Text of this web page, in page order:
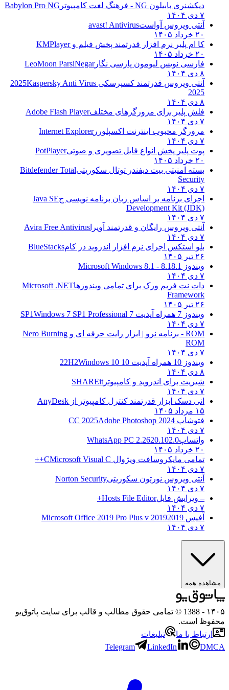
دیکشنری بابیلون NG - فرهنگ لغت کامپیوتر
Babylon Pro NG
۷ دی ۱۴۰۴
آنتی ویروس آواستavast! Antivirus
۲۰ خرداد ۱۴۰۵
کا ام پلیر نرم افزار قدرتمند پخش فیلم وKMPlayer
۲۰ خرداد ۱۴۰۵
فارسی نویس لیومون پارسی نگارLeoMoon ParsiNegar
۸ دی ۱۴۰۴
آنتی ویروس قدرتمند کسپرسکی 2025 Kaspersky Anti Virus
2025
۸ دی ۱۴۰۴
فلش پلیر برای مرورگرهای مختلفAdobe Flash Player
۷ دی ۱۴۰۴
مرورگر محبوب اینترنت اکسپلوررInternet Explorer
۷ دی ۱۴۰۴
پوت پلیر پخش انواع فایل تصویری و صوتیPotPlayer
۲۰ خرداد ۱۴۰۵
بسته امنیتی بیت دیفندر توتال سکوریتیBitdefender Total
Security
۷ دی ۱۴۰۴
اجرای برنامه بر اساس زبان برنامه نویسی جJava SE
Development Kit (JDK)
۷ دی ۱۴۰۴
آنتی ویروس رایگان و قدرتمند آویرا Avira Free Antivirus
۷ دی ۱۴۰۴
بلو استکس اجرای نرم افزار اندروید در کامBlueStacks
۲۶ تیر ۱۴۰۵
ویندوز 8.1
8.1 - Microsoft Windows 8.1
۷ دی ۱۴۰۴
دات نت فریم ورک برای تمامی ویندوزهاMicrosoft .NET
Framework
۲۶ تیر ۱۴۰۵
ویندوز 7 همراه آپدیت 7 SP1
Windows 7 SP1 Professional
۷ دی ۱۴۰۴
ROM - برنامه نرو | ابزار رایت حرفه ای و
Nero Burning
ROM
۷ دی ۱۴۰۴
ویندوز 10 همراه آپدیت 10 22H2
Windows 10
۸ دی ۱۴۰۴
شیریت برای اندروید و کامپیوتر SHAREit
۷ دی ۱۴۰۴
انی دسک ابزار قدرتمند کنترل کامپیوتر از AnyDesk
۱۵ مرداد ۱۴۰۵
فتوشاپ CC 2025 Adobe Photoshop 2024
۷ دی ۱۴۰۴
واتساپWhatsApp PC 2.2620.102.0
۲۰ خرداد ۱۴۰۵
تمامی مایکروسافت ویژوال C Microsoft Visual C++
۷ دی ۱۴۰۴
آنتی ویروس نورتون سکوریتیNorton Security
۷ دی ۱۴۰۴
– ویرایش فایلHosts File Editor+
۷ دی ۱۴۰۴
آفیس 2019 2019 Microsoft Office 2019 Pro Plus v
۷ دی ۱۴۰۴
مشاهده همه
۱۴۰۵
- 1388 © تمامی حقوق مطالب و قالب برای سایت پاتوق‌یو
محفوظ است.
ارتباط با ما
تبلیغات
Telegram
LinkedIn DMCA